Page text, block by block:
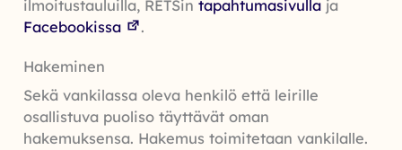
ilmoitustauluilla, RETSintapahtumasivulla ja
Facebookissa
.
Hakeminen
Sekä vankilassa oleva henkilö että leirille
osallistuva puoliso täyttävät oman
hakemuksensa. Hakemus toimitetaan vankilalle.